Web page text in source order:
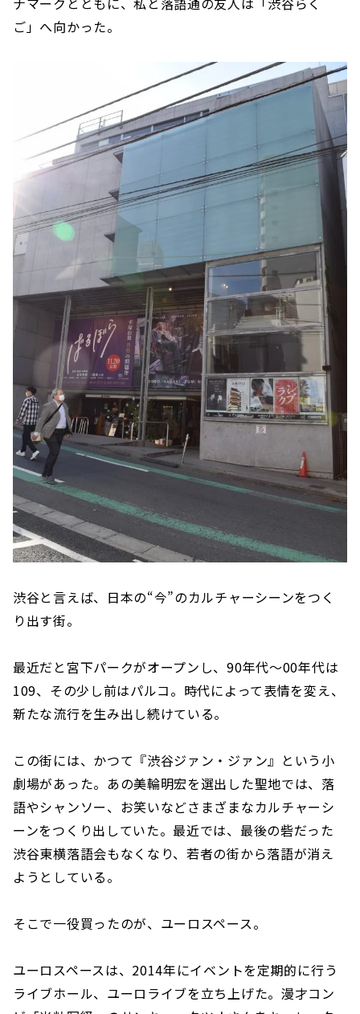
ご」へ向かった。
渋谷と言えば、日本の“今”のカルチャーシーンをつく
り出す街。
最近だと宮下パークがオープンし、90年代〜00年代は
109、その少し前はパルコ。時代によって表情を変え、
新たな流行を生み出し続けている。
この街には、かつて『渋谷ジァン・ジァン』という小
劇場があった。あの美輪明宏を選出した聖地では、落
語やシャンソー、お笑いなどさまざまなカルチャーシ
ーンをつくり出していた。最近では、最後の砦だった
渋谷東横落語会もなくなり、若者の街から落語が消え
ようとしている。
そこで一役買ったのが、ユーロスペース。
ユーロスペースは、2014年にイベントを定期的に行う
ライブホール、ユーロライブを立ち上げた。漫才コン